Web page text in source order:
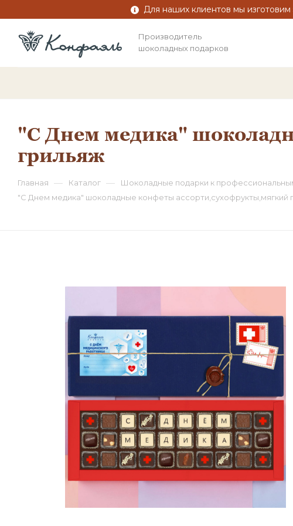
Для наших клиентов мы
Производитель
шоколадных подарков
"С Днем медика"
грильяж
Главная — Каталог — Шоколадные подарки к
"С Днем медика" шоколадные конфеты ассорти,сухофрукты,мягкий